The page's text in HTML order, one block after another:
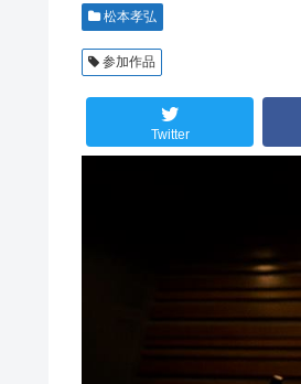
松本孝弘
参加作品
Twitter